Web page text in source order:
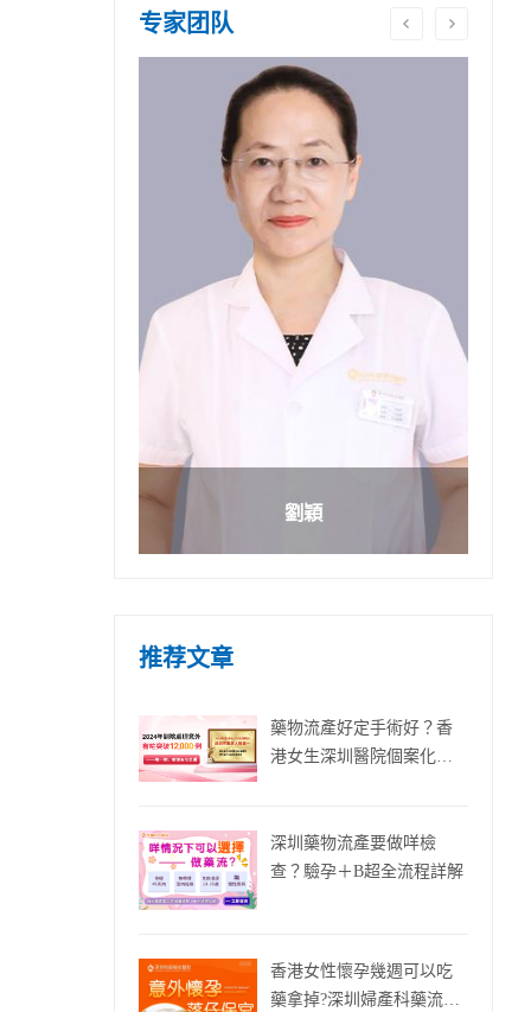
专家团队
劉穎
推荐文章
藥物流產好定手術好？香
港女生深圳醫院個案化建
深圳藥物流產要做咩檢
查？驗孕＋B超全流程詳解
香港女性懷孕幾週可以吃
藥拿掉?深圳婦產科藥流醫